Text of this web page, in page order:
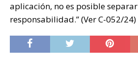
aplicación, no es posible
responsabilidad.” (Ver C-052/24)